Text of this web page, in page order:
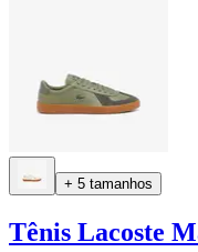
+ 5 tamanhos
Tênis Lacoste